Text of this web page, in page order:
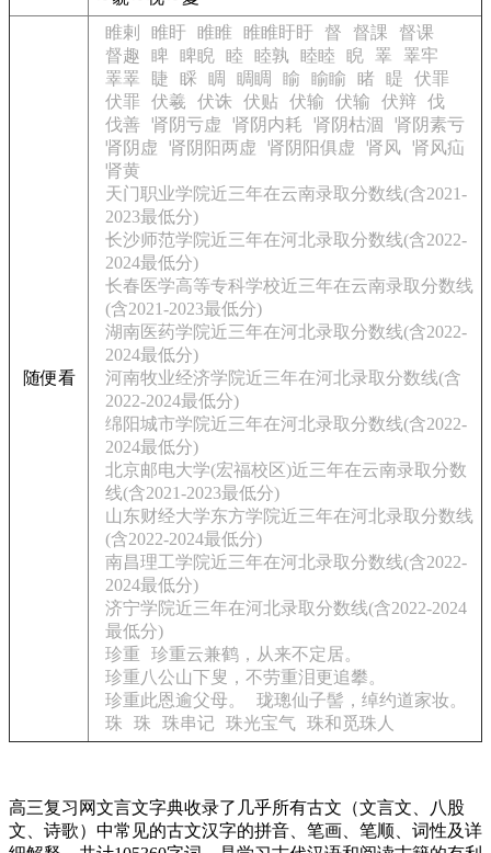
随便看
睢剌 睢盱 睢睢 睢睢盱盱 督 督課
督课
督趣
睥 睥睨 睦 睦孰 睦睦 睨 睪
睪牢
睪睪
睫 睬 睭 睭睭 睮 睮睮 睹 睼
伏罪
伏罪
伏羲 伏诛 伏贴 伏输 伏输 伏辩
伐
伐善
肾阴亏虚 肾阴内耗 肾阴枯涸
肾阴素亏
肾阴虚
肾阴阳两虚 肾阴阳俱虚 肾风 肾风疝
肾黄
天门职业学院近三年在云南录取分数线(含2021-
2023最低分)
长沙师范学院近三年在河北录取分数线(含2022-
2024最低分)
长春医学高等专科学校近三年在云南录取分数线
(含2021-2023最低分)
湖南医药学院近三年在河北录取分数线(含2022-
2024最低分)
河南牧业经济学院近三年在河北录取分数线(含
2022-2024最低分)
绵阳城市学院近三年在河北录取分数线(含2022-
2024最低分)
北京邮电大学(宏福校区)近三年在云南录取分数
线(含2021-2023最低分)
山东财经大学东方学院近三年在河北录取分数线
(含2022-2024最低分)
南昌理工学院近三年在河北录取分数线(含2022-
2024最低分)
济宁学院近三年在河北录取分数线(含2022-2024
最低分)
珍重
珍重云兼鹤，从来不定居。
珍重八公山下叟，不劳重泪更追攀。
珍重此恩逾父母。
珑璁仙子髻，绰约道家妆。
珠
珠 珠串记 珠光宝气 珠和觅珠人
高三复习网文言文字典收录了几乎所有古文（文言文、八股
文、诗歌）中常见的古文汉字的拼音、笔画、笔顺、词性及详